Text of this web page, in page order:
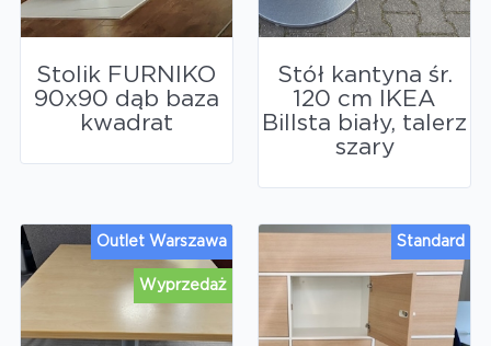
Stolik FURNIKO
90x90 dąb baza
kwadrat
Stół kantyna śr.
120 cm IKEA
Billsta biały, talerz
szary
Wyprzedaż
Outlet Warszawa Standard